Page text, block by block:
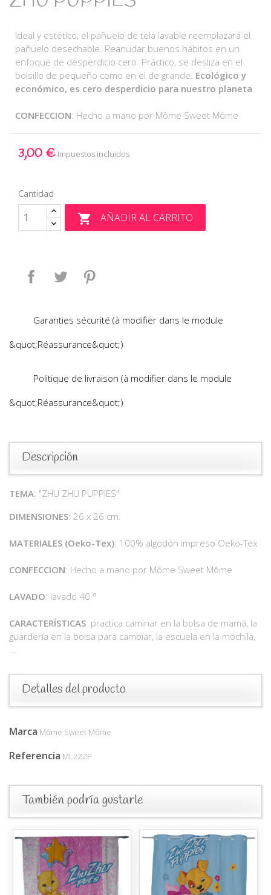
Ideal y estético, el pañuelo de tela lavable reemplazará el
pañuelo desechable. Reanudar buenos hábitos en un
enfoque de desperdicio cero. Práctico, se desliza en el
bolsillo de pequeño como en el de grande. Ecológico y
económico, es cero desperdicio para nuestro planeta
CONFECCION: Hecho a mano por Môme Sweet Môme
3,00 € Impuestos incluidos
Cantidad
 AÑADIR AL CARRITO
CompartirTuitear
Garanties sécurité (à modifier dans le module
&quot;Réassurance&quot;)
Politique de livraison (à modifier dans le module
&quot;Réassurance&quot;)
Descripción
TEMA: "ZHU ZHU PUPPIES"
DIMENSIONES: 26 x 26 cm.
MATERIALES (Oeko-Tex): 100% algodón impreso Oeko-Tex
CONFECCION: Hecho a mano por Môme Sweet Môme
LAVADO: lavado 40 °
CARACTERÍSTICAS: practica caminar en la bolsa de mamá, la
guardería en la bolsa para cambiar, la escuela en la mochila,
Detalles del producto
Marca Môme Sweet Môme
Referencia ML2ZZP
También podría gustarle